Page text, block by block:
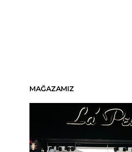
MAĞAZAMIZ